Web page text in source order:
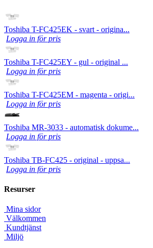
Toshiba T-FC425EK - svart - origina...
Logga in för pris
Toshiba T-FC425EY - gul - original ...
Logga in för pris
Toshiba T-FC425EM - magenta - origi...
Logga in för pris
Toshiba MR-3033 - automatisk dokume...
Logga in för pris
Toshiba TB-FC425 - original - uppsa...
Logga in för pris
Resurser
Mina sidor
Välkommen
Kundtjänst
Miljö